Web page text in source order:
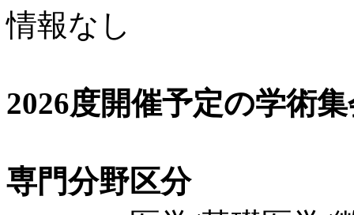
情報なし
2026度開催予定の学術
専門分野区分